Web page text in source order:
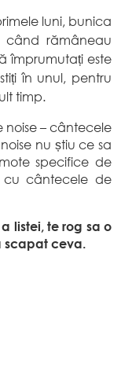
luni, bunica
rămâneau
împrumutați este
în unul, pentru
timp.
noise – cântecele
nu știu ce sa
specifice de
cu cântecele de
listei, te rog sa o
scapat ceva.